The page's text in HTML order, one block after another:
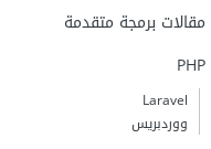
مقالات برمجة متقدمة
PHP
Laravel
ووردبريس